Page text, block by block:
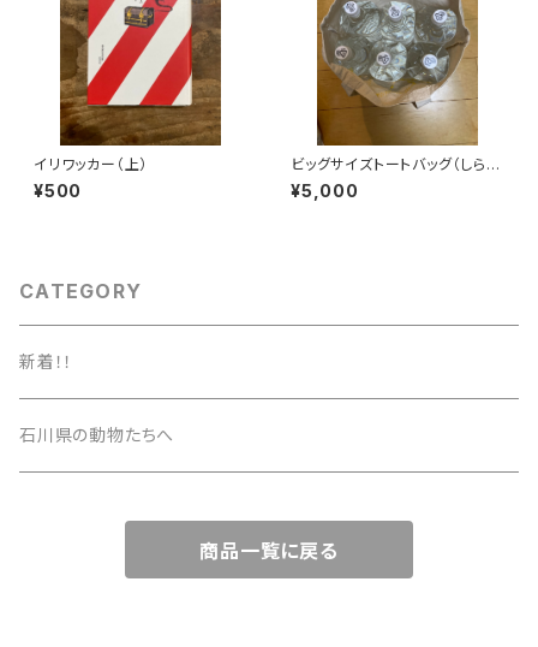
イリワッカー（上）
¥500
ビッグサイズトートバッグ（しらた
まカレンダースピンアウト）
¥5,000
CATEGORY
新着！！
石川県の動物たちへ
商品一覧に戻る